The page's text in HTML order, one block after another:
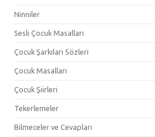
Ninniler
Sesli Çocuk Masalları
Çocuk Şarkıları Sözleri
Çocuk Masalları
Çocuk Şiirleri
Tekerlemeler
Bilmeceler ve Cevapları